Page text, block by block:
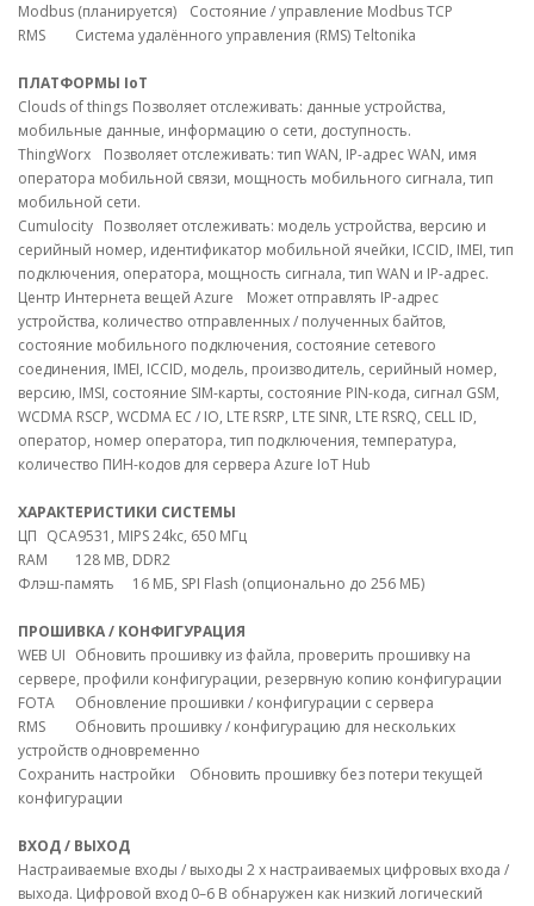
Modbus (планируется)
Состояние / управление Modbus TCP
RMS
Система удалённого управления (RMS) Teltonika
ПЛАТФОРМЫ IoT
Clouds of things Позволяет отслеживать: данные устройства,
мобильные данные, информацию о сети, доступность.
ThingWorx
Позволяет отслеживать: тип WAN, IP-адрес WAN, имя
оператора мобильной связи, мощность мобильного сигнала, тип
мобильной сети.
Cumulocity Позволяет отслеживать: модель устройства, версию и
серийный номер, идентификатор мобильной ячейки, ICCID, IMEI, тип
подключения, оператора, мощность сигнала, тип WAN и IP-адрес.
Центр Интернета вещей Azure
Может отправлять IP-адрес
устройства, количество отправленных / полученных байтов,
состояние мобильного подключения, состояние сетевого
соединения, IMEI, ICCID, модель, производитель, серийный номер,
версию, IMSI, состояние SIM-карты, состояние PIN-кода, сигнал GSM,
WCDMA RSCP, WCDMA EC / IO, LTE RSRP, LTE SINR, LTE RSRQ, CELL ID,
оператор, номер оператора, тип подключения, температура,
количество ПИН-кодов для сервера Azure IoT Hub
ХАРАКТЕРИСТИКИ СИСТЕМЫ
ЦП QCA9531, MIPS 24kc, 650 МГц
RAM
128 MB, DDR2
Флэш-память
16 МБ, SPI Flash (опционально до 256 МБ)
ПРОШИВКА / КОНФИГУРАЦИЯ
WEB UI Обновить прошивку из файла, проверить прошивку на
сервере, профили конфигурации, резервную копию конфигурации
FOTA
Обновление прошивки / конфигурации с сервера
RMS
Обновить прошивку / конфигурацию для нескольких
устройств одновременно
Сохранить настройки
Обновить прошивку без потери текущей
конфигурации
ВХОД / ВЫХОД
Настраиваемые входы / выходы 2 x настраиваемых цифровых входа /
выхода. Цифровой вход 0–6 В обнаружен как низкий логический